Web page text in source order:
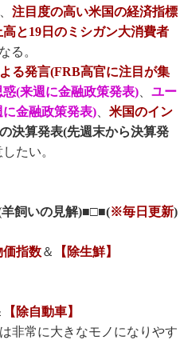
、 注目度の高い米国の経済指標
と19日のミシガン大消費者
る。
る発言(FRB高官に注目が集
(来週に金融政策発表)、 ユー
金融政策発表)、 米国のイン
決算発表(先週末から決算発
たい。
飼いの見解)■□■(※毎日更新)
価指数＆
【除生鮮】
【除自動車】
非常に大きなモノになりやす